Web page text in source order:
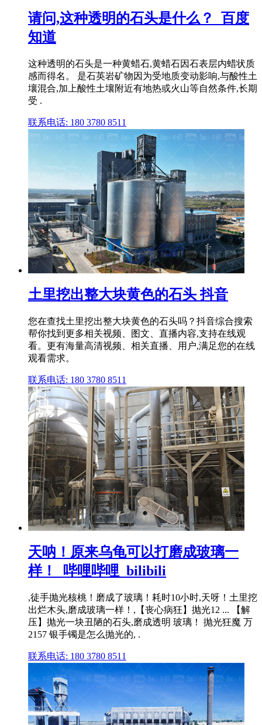
请问,这种透明的石头是什么？_百度
知道
这种透明的石头是一种黄蜡石,黄蜡石因石表层内蜡状质
感而得名。 是石英岩矿物因为受地质变动影响,与酸性土
壤混合,加上酸性土壤附近有地热或火山等自然条件,长期
受 .
联系电话: 180 3780 8511
土里挖出整大块黄色的石头 抖音
您在查找土里挖出整大块黄色的石头吗？抖音综合搜索
帮你找到更多相关视频、图文、直播内容,支持在线观
看。更有海量高清视频、相关直播、用户,满足您的在线
观看需求。
联系电话: 180 3780 8511
天呐！原来乌龟可以打磨成玻璃一
样！_哔哩哔哩_bilibili
,徒手抛光核桃！磨成了玻璃！耗时10小时,天呀！土里挖
出烂木头,磨成玻璃一样！,【丧心病狂】抛光12 ... 【解
压】抛光一块丑陋的石头,磨成透明 玻璃！ 抛光狂魔 万
2157 银手镯是怎么抛光的, .
联系电话: 180 3780 8511